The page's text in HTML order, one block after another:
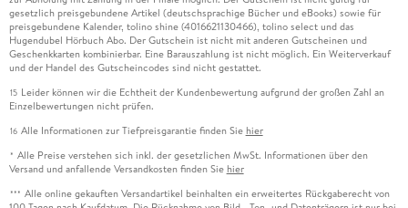
gesetzlich preisgebundene Artikel (deutschsprachige Bücher und eBooks) sowie für
preisgebundene Kalender, tolino shine (4016621130466), tolino select und das
Hugendubel Hörbuch Abo. Der Gutschein ist nicht mit anderen Gutscheinen und
Geschenkkarten kombinierbar. Eine Barauszahlung ist nicht möglich. Ein Weiterverkauf
und der Handel des Gutscheincodes sind nicht gestattet.
15 Leider können wir die Echtheit der Kundenbewertung aufgrund der großen Zahl an
Einzelbewertungen nicht prüfen.
16 Alle Informationen zur Tiefpreisgarantie finden Sie hier
* Alle Preise verstehen sich inkl. der gesetzlichen MwSt. Informationen über den
Versand und anfallende Versandkosten finden Sie hier
*** Alle online gekauften Versandartikel beinhalten ein erweitertes Rückgaberecht von